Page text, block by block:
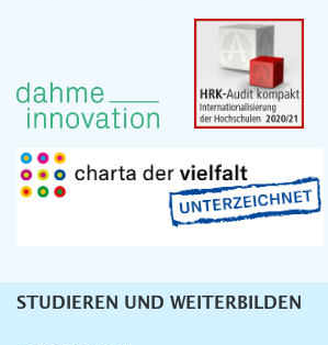
Unternavigation
STUDIEREN UND WEITERBILDEN